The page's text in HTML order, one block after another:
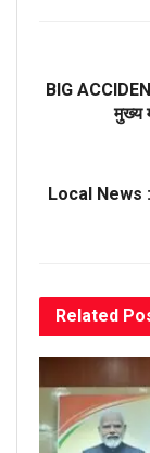
BIG
मुख्य
Local News :
Related